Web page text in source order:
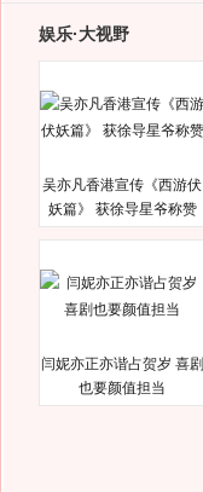
娱乐·大视野
吴亦凡香港宣传《西游伏
妖篇》 获徐导星爷称赞
闫妮亦正亦谐占贺岁 喜剧
也要颜值担当